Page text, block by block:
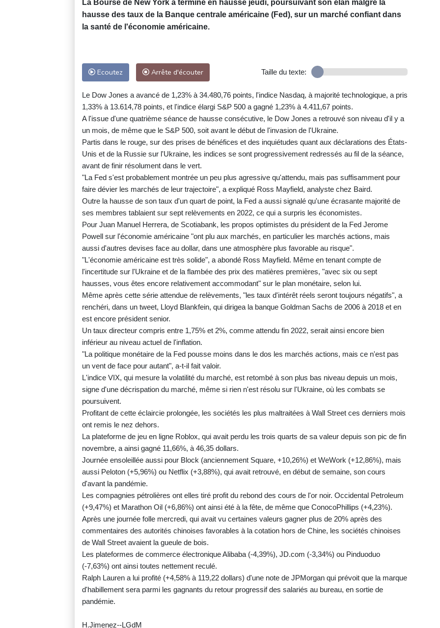
La Bourse de New York a terminé en hausse jeudi, poursuivant son élan malgré la
hausse des taux de la Banque centrale américaine (Fed), sur un marché confiant dans
la santé de l'économie américaine.
Ecoutez Arrête d'écouter Taille du texte:
Le Dow Jones a avancé de 1,23% à 34.480,76 points, l'indice Nasdaq, à majorité technologique, a pris
1,33% à 13.614,78 points, et l'indice élargi S&P 500 a gagné 1,23% à 4.411,67 points.
A l'issue d'une quatrième séance de hausse consécutive, le Dow Jones a retrouvé son niveau d'il y a
un mois, de même que le S&P 500, soit avant le début de l'invasion de l'Ukraine.
Partis dans le rouge, sur des prises de bénéfices et des inquiétudes quant aux déclarations des États-
Unis et de la Russie sur l'Ukraine, les indices se sont progressivement redressés au fil de la séance,
avant de finir résolument dans le vert.
"La Fed s'est probablement montrée un peu plus agressive qu'attendu, mais pas suffisamment pour
faire dévier les marchés de leur trajectoire", a expliqué Ross Mayfield, analyste chez Baird.
Outre la hausse de son taux d'un quart de point, la Fed a aussi signalé qu'une écrasante majorité de
ses membres tablaient sur sept relèvements en 2022, ce qui a surpris les économistes.
Pour Juan Manuel Herrera, de Scotiabank, les propos optimistes du président de la Fed Jerome
Powell sur l'économie américaine "ont plu aux marchés, en particulier les marchés actions, mais
aussi d'autres devises face au dollar, dans une atmosphère plus favorable au risque".
"L'économie américaine est très solide", a abondé Ross Mayfield. Même en tenant compte de
l'incertitude sur l'Ukraine et de la flambée des prix des matières premières, "avec six ou sept
hausses, vous êtes encore relativement accommodant" sur le plan monétaire, selon lui.
Même après cette série attendue de relèvements, "les taux d'intérêt réels seront toujours négatifs", a
renchéri, dans un tweet, Lloyd Blankfein, qui dirigea la banque Goldman Sachs de 2006 à 2018 et en
est encore président senior.
Un taux directeur compris entre 1,75% et 2%, comme attendu fin 2022, serait ainsi encore bien
inférieur au niveau actuel de l'inflation.
"La politique monétaire de la Fed pousse moins dans le dos les marchés actions, mais ce n'est pas
un vent de face pour autant", a-t-il fait valoir.
L'indice VIX, qui mesure la volatilité du marché, est retombé à son plus bas niveau depuis un mois,
signe d'une décrispation du marché, même si rien n'est résolu sur l'Ukraine, où les combats se
poursuivent.
Profitant de cette éclaircie prolongée, les sociétés les plus maltraitées à Wall Street ces derniers mois
ont remis le nez dehors.
La plateforme de jeu en ligne Roblox, qui avait perdu les trois quarts de sa valeur depuis son pic de fin
novembre, a ainsi gagné 11,66%, à 46,35 dollars.
Journée ensoleillée aussi pour Block (anciennement Square, +10,26%) et WeWork (+12,86%), mais
aussi Peloton (+5,96%) ou Netflix (+3,88%), qui avait retrouvé, en début de semaine, son cours
d'avant la pandémie.
Les compagnies pétrolières ont elles tiré profit du rebond des cours de l'or noir. Occidental Petroleum
(+9,47%) et Marathon Oil (+6,86%) ont ainsi été à la fête, de même que ConocoPhillips (+4,23%).
Après une journée folle mercredi, qui avait vu certaines valeurs gagner plus de 20% après des
commentaires des autorités chinoises favorables à la cotation hors de Chine, les sociétés chinoises
de Wall Street avaient la gueule de bois.
Les plateformes de commerce électronique Alibaba (-4,39%), JD.com (-3,34%) ou Pinduoduo
(-7,63%) ont ainsi toutes nettement reculé.
Ralph Lauren a lui profité (+4,58% à 119,22 dollars) d'une note de JPMorgan qui prévoit que la marque
d'habillement sera parmi les gagnants du retour progressif des salariés au bureau, en sortie de
pandémie.
H.Jimenez--LGdM